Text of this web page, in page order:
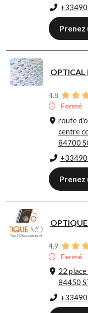
Prenez
OPTICAL
4.8
Fermé
route
centre
84700
Prenez
4.9
Fermé
22
84450